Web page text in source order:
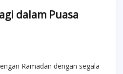
dalam Puasa
Ramadan dengan segala